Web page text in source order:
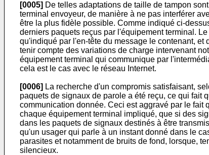
[0005] De telles adaptations de taille de tampon
terminal envoyeur, de manière à ne pas interférer
être la plus fidèle possible. Comme indiqué ci-
derniers paquets reçus par l'équipement terminal.
qu'indiqué par l'en-tête du message le contenant,
tenir compte des variations de charge intervenant
équipement terminal qui communique par
cela est le cas avec le réseau Internet.
[0006] La recherche d'un compromis satisfaisant,
paquets de signaux de parole a été reçu, ce qui fait
communication donnée. Ceci est aggravé par le fait
chaque équipement terminal impliqué, que si des
dans les paquets de signaux destinés à être
qu'un usager qui parle à un instant donné dans le
parasites et notamment de bruits de fond, lorsque,
silencieux.